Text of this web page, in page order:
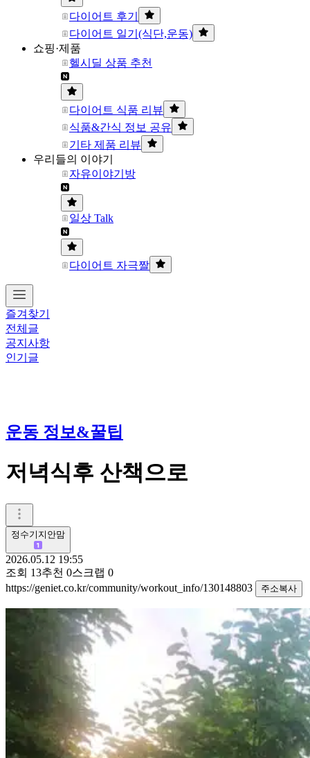
다이어트 후기
다이어트 일기(식단,운동)
쇼핑·제품
헬시딜 상품 추천
다이어트 식품 리뷰
식품&간식 정보 공유
기타 제품 리뷰
우리들의 이야기
자유이야기방
일상 Talk
다이어트 자극짤
즐겨찾기
전체글
공지사항
인기글
운동 정보&꿀팁
저녁식후 산책으로
정수기지안맘
2026.05.12 19:55
조회 13추천 0스크랩 0
https://geniet.co.kr/community/workout_info/130148803
주소복사